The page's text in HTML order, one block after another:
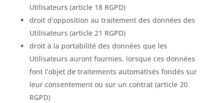
Utilisateurs (article 18 RGPD)
droit d’opposition au traitement des données des
Utilisateurs (article 21 RGPD)
droit à la portabilité des données que les
Utilisateurs auront fournies, lorsque ces données
font l’objet de traitements automatisés fondés sur
leur consentement ou sur un contrat (article 20
RGPD)